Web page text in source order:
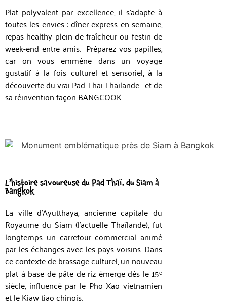
Plat polyvalent par excellence, il s’adapte à
toutes les envies : dîner express en semaine,
repas healthy plein de fraîcheur ou festin de
week-end entre amis. Préparez vos papilles,
car on vous emmène dans un voyage
gustatif à la fois culturel et sensoriel, à la
découverte du vrai Pad Thaï Thaïlande… et de
sa réinvention façon BANGCOOK.
L’histoire savoureuse du Pad Thaï, du Siam à
Bangkok
La ville d’Ayutthaya, ancienne capitale du
Royaume du Siam (l’actuelle Thaïlande), fut
longtemps un carrefour commercial animé
par les échanges avec les pays voisins. Dans
ce contexte de brassage culturel, un nouveau
plat à base de pâte de riz émerge dès le 15ᵉ
siècle, influencé par le Pho Xao vietnamien
et le Kiaw tiao chinois.